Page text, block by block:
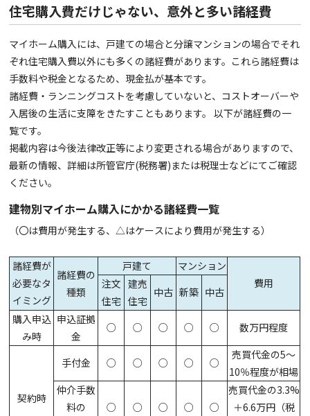
住宅購入費だけじゃない、意外と多い諸経費
マイホーム購入には、戸建ての場合と分譲マンションの場合でそれ
ぞれ住宅購入費以外にも多くの諸経費があります。これら諸経費は
手数料や税金となるため、現金払が基本です。
諸経費・ランニングコストを考慮していないと、コストオーバーや
入居後の生活に支障をきたすこともあります。 以下が諸経費の一
覧です。
掲載内容は今後法律改正等により変更される場合がありますので、
最新の情報、詳細は所管官庁(税務署)または税理士などにてご確認
ください。
建物別マイホーム購入にかかる諸経費一覧
（〇は費用が発生する、△はケースにより費用が発生する）
諸経費が
必要なタ
イミング
諸経費の
種類
戸建て
マンション
費用
注文
住宅
建売
住宅
中古 新築 中古
購入申込
み時
申込証拠
金
○ ○ ○ ○ ○ 数万円程度
契約時
手付金 ○ ○ ○ ○ ○
売買代金の5～
10％程度が相場
仲介手数
料の
○ ○ ○ ○ ○
売買代金の3.3%
＋6.6万円（税